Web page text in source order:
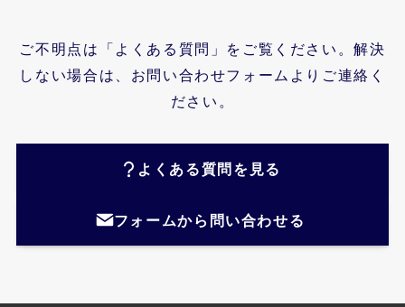
ご不明点は「よくある質問」をご覧ください。解決
しない場合は、お問い合わせフォームよりご連絡く
ださい。
よくある質問を見る
フォームから問い合わせる